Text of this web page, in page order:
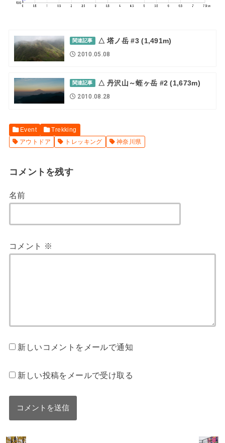
関連記事 △ 塔ノ岳 #3 (1,491m)
2010.05.08
関連記事 △ 丹沢山～蛭ヶ岳 #2 (1,673m)
2010.08.28
Event
Trekking
アウトドア
トレッキング 神奈川県
コメントを残す
名前
コメント ※
新しいコメントをメールで通知
新しい投稿をメールで受け取る